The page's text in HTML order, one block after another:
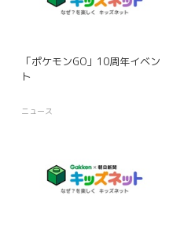
「ポケモンGO」10周年イベン
ト
ニュース